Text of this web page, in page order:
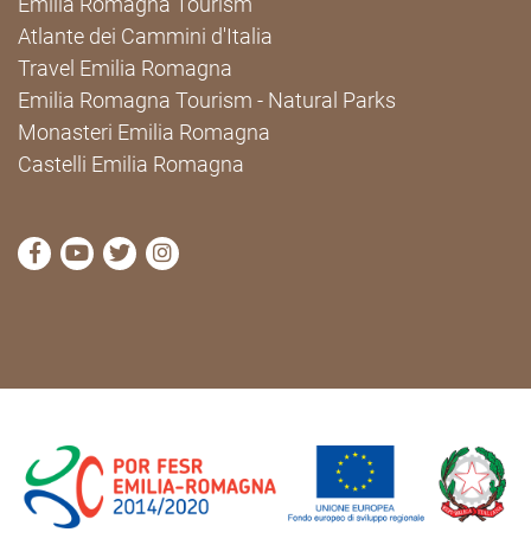
Atlante dei Cammini d'Italia
Travel Emilia Romagna
Emilia Romagna Tourism - Natural Parks
Monasteri Emilia Romagna
Castelli Emilia Romagna
visit Cammini Emilia-Romagna Facebook profile
visit Cammini Emilia-Romagna YouTube profile
visit Cammini Emilia-Romagna Twitter
visit Cammini Emilia-Romagna